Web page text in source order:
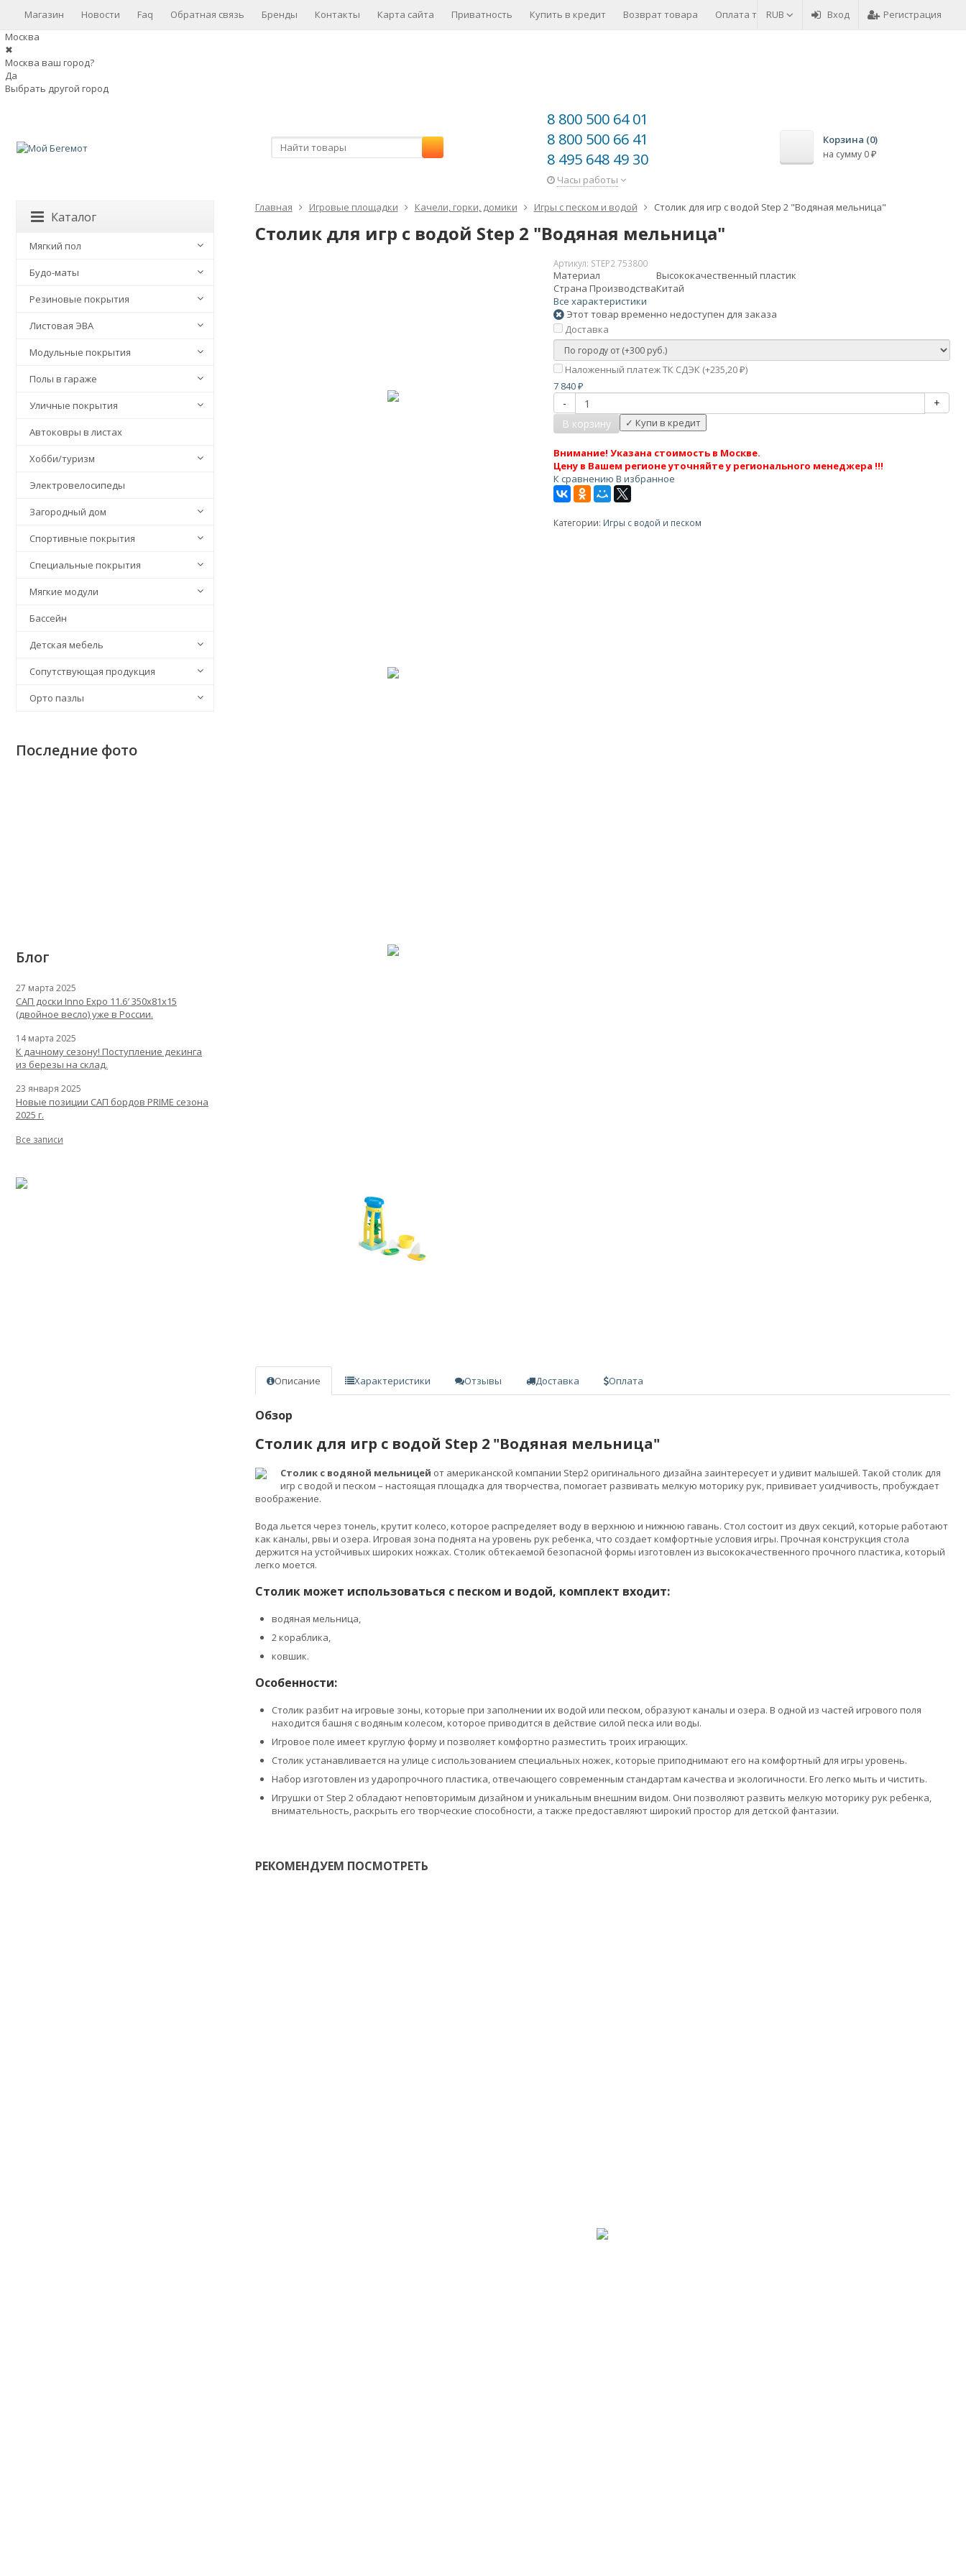
RUB Вход Регистрация
Магазин Новости Faq Обратная связь Бренды Контакты Карта сайта Приватность Купить в кредит Возврат товара
Оплата товара
Москва
✖
Москва ваш город?
Да
Выбрать другой город
8 800 500 64 01
8 800 500 66 41
8 495 648 49 30
Часы работы
Корзина (0)
на сумму 0 ₽
Главная Игровые площадки Качели, горки, домики Игры с песком и водой Столик для игр с водой Step 2 "Водяная мельница"
Столик для игр с водой Step 2 "Водяная мельница"
Артикул: STEP2 753800
Материал
Высококачественный пластик
Страна ПроизводстваКитай
Все характеристики
Этот товар временно недоступен для заказа
Доставка
Наложенный платеж ТК СДЭК (+235,20₽)
7 840₽
-
+
В корзину
Внимание! Указана стоимость в Москве.
Цену в Вашем регионе уточняйте у регионального менеджера !!!
К сравнению В избранное
Категории: Игры с водой и песком
Описание Характеристики Отзывы Доставка Оплата
Обзор
Столик для игр с водой Step 2 "Водяная мельница"
Столик с водяной мельницей от американской компании Step2 оригинального дизайна заинтересует и удивит малышей. Такой столик для
игр с водой и песком – настоящая площадка для творчества, помогает развивать мелкую моторику рук, прививает усидчивость, пробуждает
воображение.
Вода льется через тонель, крутит колесо, которое распределяет воду в верхнюю и нижнюю гавань. Стол состоит из двух секций, которые работают
как каналы, рвы и озера. Игровая зона поднята на уровень рук ребенка, что создает комфортные условия игры. Прочная конструкция стола
держится на устойчивых широких ножках. Столик обтекаемой безопасной формы изготовлен из высококачественного прочного пластика, который
легко моется.
Столик может использоваться с песком и водой, комплект входит:
водяная мельница,
2 кораблика,
ковшик.
Особенности:
Столик разбит на игровые зоны, которые при заполнении их водой или песком, образуют каналы и озера. В одной из частей игрового поля
находится башня с водяным колесом, которое приводится в действие силой песка или воды.
Игровое поле имеет круглую форму и позволяет комфортно разместить троих играющих.
Столик устанавливается на улице с использованием специальных ножек, которые приподнимают его на комфортный для игры уровень.
Набор изготовлен из ударопрочного пластика, отвечающего современным стандартам качества и экологичности. Его легко мыть и чистить.
Игрушки от Step 2 обладают неповторимым дизайном и уникальным внешним видом. Они позволяют развить мелкую моторику рук ребенка,
внимательность, раскрыть его творческие способности, а также предоставляют широкий простор для детской фантазии.
РЕКОМЕНДУЕМ ПОСМОТРЕТЬ
Каталог
Мягкий пол
Будо-маты
Резиновые покрытия
Листовая ЭВА
Модульные покрытия
Полы в гараже
Уличные покрытия
Автоковры в листах
Хобби/туризм
Электровелосипеды
Загородный дом
Спортивные покрытия
Специальные покрытия
Мягкие модули
Бассейн
Детская мебель
Сопутствующая продукция
Орто пазлы
Последние фото
Блог
27 марта 2025
САП доски Inno Expo 11.6′ 350x81x15
(двойное весло) уже в России.
14 марта 2025
К дачному сезону! Поступление декинга
из березы на склад.
23 января 2025
Новые позиции САП бордов PRIME сезона
2025 г.
Все записи